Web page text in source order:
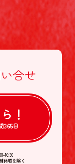
合せ
！
365日
16:30
休暇を除く